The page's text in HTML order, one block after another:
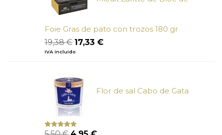
Foie Gras de pato con trozos 180 gr
19,38€ El
precio
19,38 €.
17,33 €El
IVA incluido
Flor de sal Cabo de Gata
Valorado
El
El